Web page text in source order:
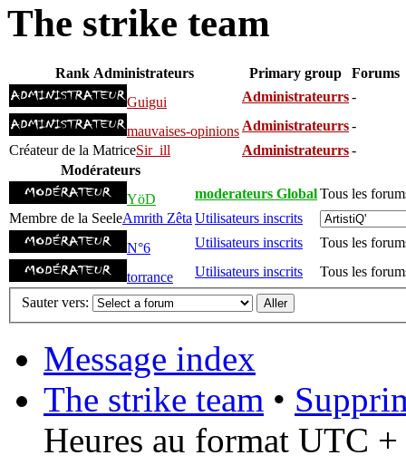
The strike team
Rank Administrateurs Primary group
Forums
Guigui
Administrateurrs-
mauvaises-opinions Administrateurrs-
Créateur de la MatriceSir_ill Administrateurrs-
Modérateurs
YöD
moderateurs GlobalTous les
Membre de la SeeleAmrith Zêta Utilisateurs inscrits
N°6
Utilisateurs inscrits Tous les
torrance Utilisateurs inscrits Tous les
Sauter vers:
Message index
The strike team •
Heures au format UTC